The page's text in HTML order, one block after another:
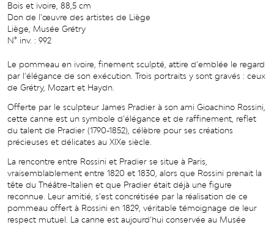
Bois et ivoire, 88,5 cm
Don de l’œuvre des artistes de Liège
Liège, Musée Grétry
N° inv. : 992
Le pommeau en ivoire, finement sculpté, attire d’emblée le regard
par l’élégance de son exécution. Trois portraits y sont gravés : ceux
de Grétry, Mozart et Haydn.
Offerte par le sculpteur James Pradier à son ami Gioachino Rossini,
cette canne est un symbole d’élégance et de raffinement, reflet
du talent de Pradier (1790-1852), célèbre pour ses créations
précieuses et délicates au XIXe siècle.
La rencontre entre Rossini et Pradier se situe à Paris,
vraisemblablement entre 1820 et 1830, alors que Rossini prenait la
tête du Théâtre-Italien et que Pradier était déjà une figure
reconnue. Leur amitié, s’est concrétisée par la réalisation de ce
pommeau offert à Rossini en 1829, véritable témoignage de leur
respect mutuel. La canne est aujourd’hui conservée au Musée